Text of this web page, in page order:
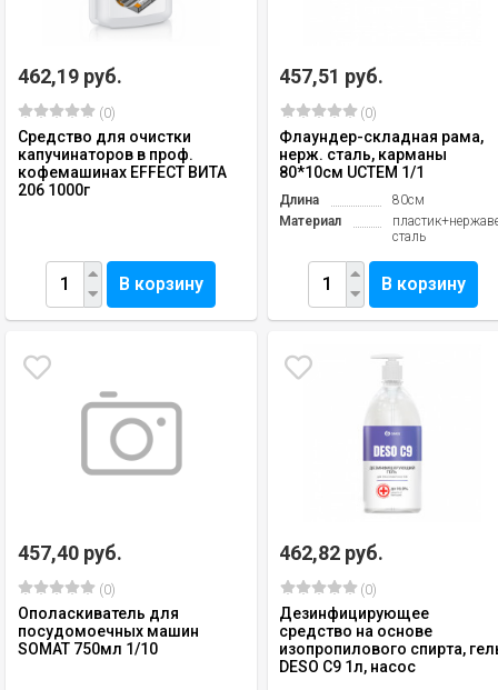
462,19 руб.
(0)
Средство для очистки
капучинаторов в проф.
кофемашинах EFFECT ВИТА
206 1000г
В корзину
457,51 руб.
(0)
Флаундер-складная рама,
нерж. сталь, карманы
80*10см UCTEM 1/1
Длина
80см
Материал
сталь
В корзину
457,40 руб.
(0)
Ополаскиватель для
посудомоечных машин
SOMAT 750мл 1/10
462,82 руб.
(0)
Дезинфицирующее
средство на основе
изопропилового спирта,
DESO С9 1л, насос